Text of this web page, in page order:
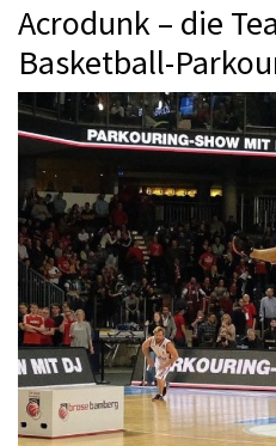
Acrodunk – die
Basketball-